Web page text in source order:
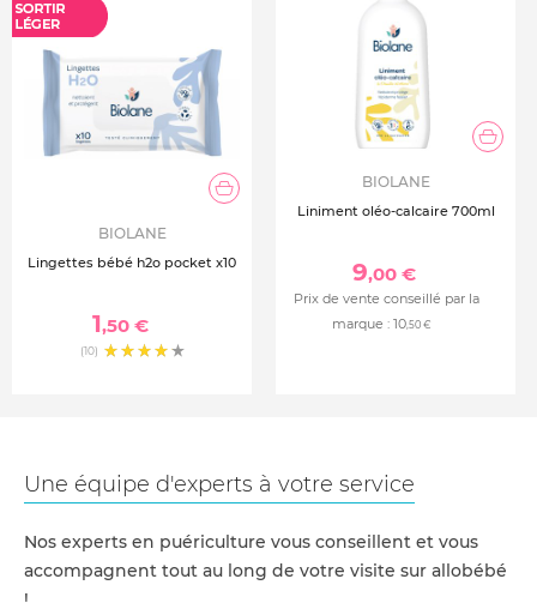
BIOLANE
Lingettes bébé h2o pocket x10
1,50 €
(10)
BIOLANE
Liniment oléo-calcaire 700ml
9,00 €
Prix de vente conseillé par la
marque : 10,50 €
Une équipe d'experts à votre service
Nos experts en puériculture vous conseillent et vous
accompagnent tout au long de votre visite sur allobébé